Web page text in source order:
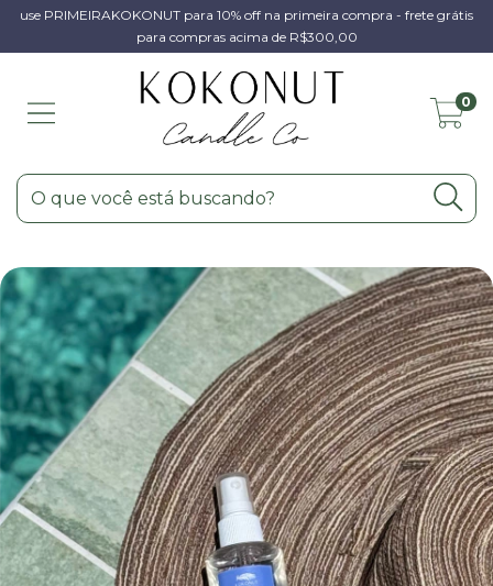
use PRIMEIRAKOKONUT para 10% off na primeira compra - frete grátis
para compras acima de R$300,00
0